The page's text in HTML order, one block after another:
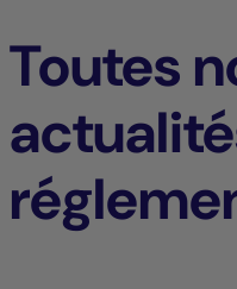
Toutes